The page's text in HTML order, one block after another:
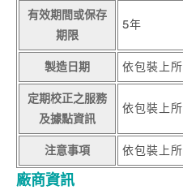
有效期間或保存
期限
5年
製造日期 依包裝上
定期校正之服務
及據點資訊
依包裝上
注意事項 依包裝上
廠商資訊